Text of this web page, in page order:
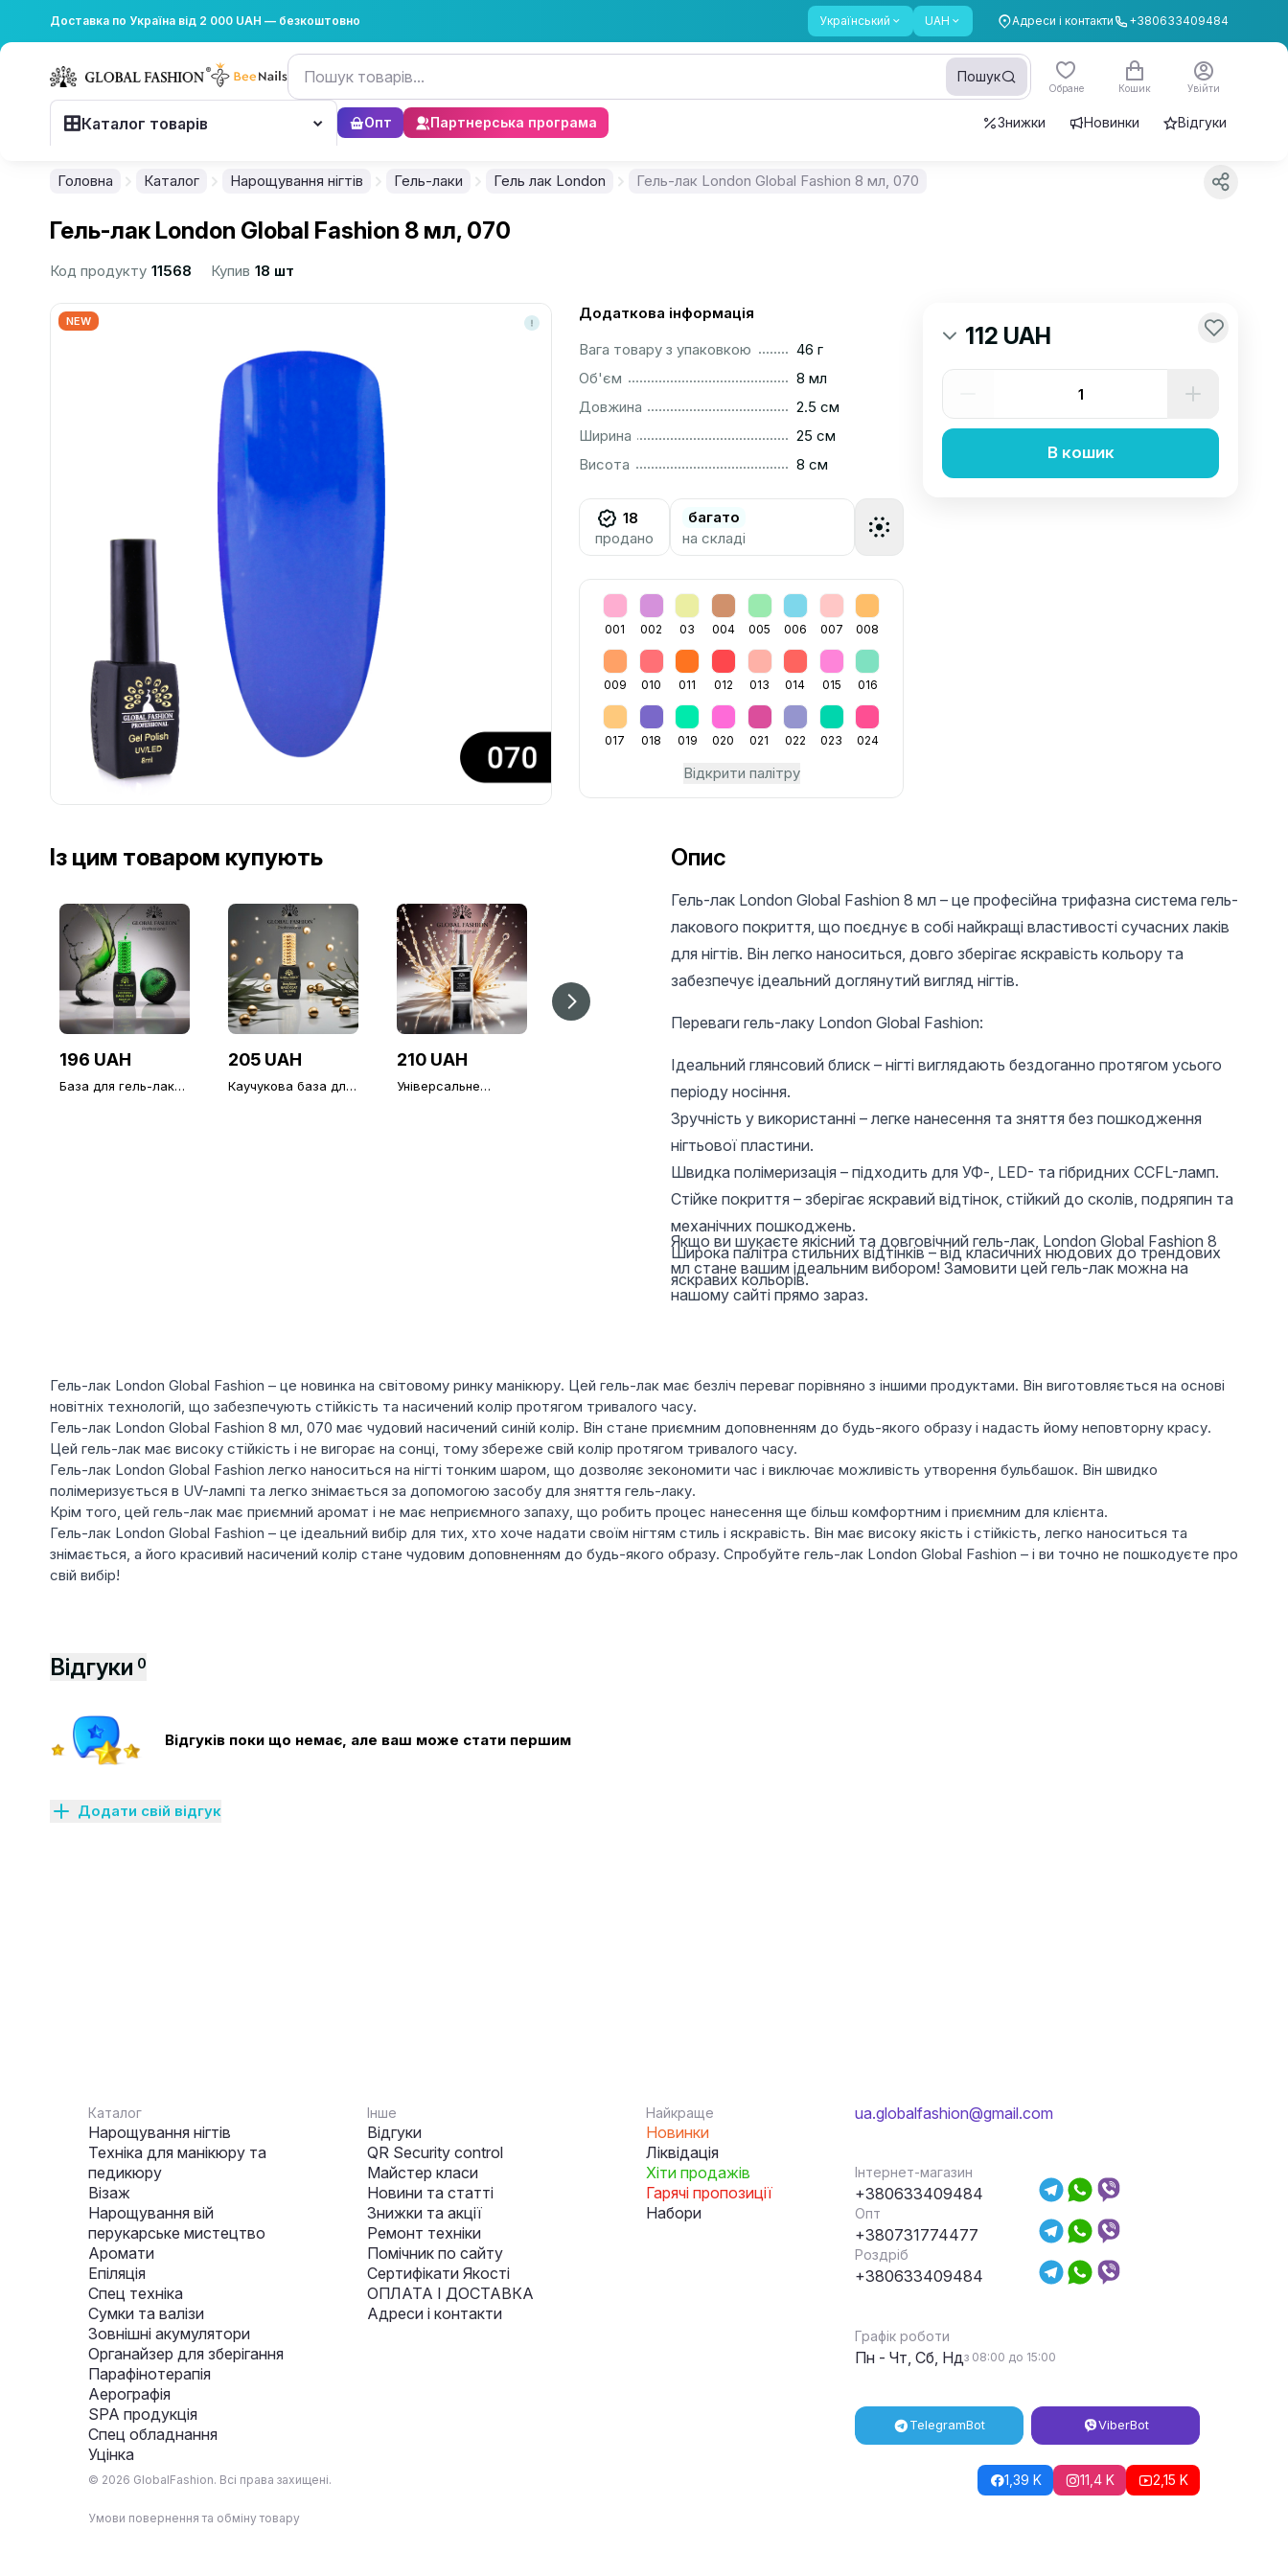
Доставка по Україна від 2 000 UAH — безкоштовно Український UAH Адреси і контакти +380633409484
Пошук
Обране Кошик Увійти
Каталог товарів Опт Партнерська програма Знижки Новинки Відгуки
Головна Каталог Нарощування нігтів Гель-лаки Гель лак London Гель-лак London Global Fashion 8 мл, 070
Гель-лак London Global Fashion 8 мл, 070
Код продукту 11568 Купив 18 шт
NEW
Додаткова інформація
Вага товару з упаковкою
46 г
Об'єм
8 мл
Довжина
2.5 см
Ширина
25 см
Висота
8 см
18
продано
багато
на складі
001 002 03 004 005 006 007 008
009 010 011 012 013 014 015 016
017 018 019 020 021 022 023 024
Відкрити палітру
112 UAH
В кошик
Із цим товаром купують
196 UAH
База для гель-лаку
205 UAH
Каучукова база для
210 UAH
Універсальне
верхнє покриття без
липкого шару Global
303 UAH
Універсальне
верхнє покриття без
липкого шару Global
Fashion TOP-
Алмазний (топ/
210 UAH
Rubber Base Coat
Global Fashion 13
300 UAH
COLD Rubber Base
Coat without
Опис
Гель-лак London Global Fashion 8 мл – це професійна трифазна система гель-
лакового покриття, що поєднує в собі найкращі властивості сучасних лаків
для нігтів. Він легко наноситься, довго зберігає яскравість кольору та
забезпечує ідеальний доглянутий вигляд нігтів.
Переваги гель-лаку London Global Fashion:
Ідеальний глянсовий блиск – нігті виглядають бездоганно протягом усього
періоду носіння.
Зручність у використанні – легке нанесення та зняття без пошкодження
нігтьової пластини.
Швидка полімеризація – підходить для УФ-, LED- та гібридних CCFL-ламп.
Стійке покриття – зберігає яскравий відтінок, стійкий до сколів, подряпин та
механічних пошкоджень.
Широка палітра стильних відтінків – від класичних нюдових до трендових
яскравих кольорів.
Якщо ви шукаєте якісний та довговічний гель-лак, London Global Fashion 8
мл стане вашим ідеальним вибором! Замовити цей гель-лак можна на
нашому сайті прямо зараз.
Гель-лак London Global Fashion – це новинка на світовому ринку манікюру. Цей гель-лак має безліч переваг порівняно з іншими продуктами. Він виготовляється на основі
новітніх технологій, що забезпечують стійкість та насичений колір протягом тривалого часу.
Гель-лак London Global Fashion 8 мл, 070 має чудовий насичений синій колір. Він стане приємним доповненням до будь-якого образу і надасть йому неповторну красу.
Цей гель-лак має високу стійкість і не вигорає на сонці, тому збереже свій колір протягом тривалого часу.
Гель-лак London Global Fashion легко наноситься на нігті тонким шаром, що дозволяє зекономити час і виключає можливість утворення бульбашок. Він швидко
полімеризується в UV-лампі та легко знімається за допомогою засобу для зняття гель-лаку.
Крім того, цей гель-лак має приємний аромат і не має неприємного запаху, що робить процес нанесення ще більш комфортним і приємним для клієнта.
Гель-лак London Global Fashion – це ідеальний вибір для тих, хто хоче надати своїм нігтям стиль і яскравість. Він має високу якість і стійкість, легко наноситься та
знімається, а його красивий насичений колір стане чудовим доповненням до будь-якого образу. Спробуйте гель-лак London Global Fashion – і ви точно не пошкодуєте про
свій вибір!
Відгуки 0
Відгуків поки що немає, але ваш може стати першим
Додати свій відгук
Каталог
Нарощування нігтів
Техніка для манікюру та
педикюру
Візаж
Нарощування вій
перукарське мистецтво
Аромати
Епіляція
Спец техніка
Сумки та валізи
Зовнішні акумулятори
Органайзер для зберігання
Парафінотерапія
Аерографія
SPA продукція
Спец обладнання
Уцінка
Інше
Відгуки
QR Security control
Майстер класи
Новини та статті
Знижки та акції
Ремонт техніки
Помічник по сайту
Сертифікати Якості
ОПЛАТА І ДОСТАВКА
Адреси і контакти
Найкраще
Новинки
Ліквідація
Хіти продажів
Гарячі пропозиції
Набори
ua.globalfashion@gmail.com
Інтернет-магазин
+380633409484
Опт
+380731774477
Роздріб
+380633409484
Графік роботи
Пн - Чт, Сб, Ндз 08:00 до 15:00
TelegramBot ViberBot
© 2026 GlobalFashion. Всі права захищені. 1,39 K 11,4 K 2,15 K
Умови повернення та обміну товару